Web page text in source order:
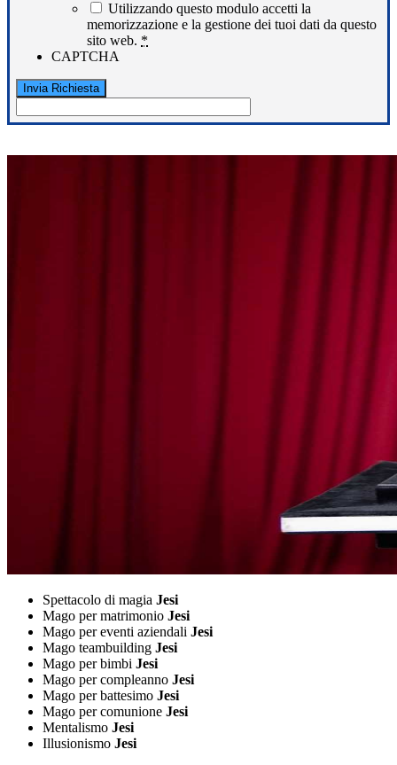
Utilizzando questo modulo accetti la
memorizzazione e la gestione dei tuoi dati da questo
sito web. *
CAPTCHA
Spettacolo di magia Jesi
Mago per matrimonio Jesi
Mago per eventi aziendali Jesi
Mago teambuilding Jesi
Mago per bimbi Jesi
Mago per compleanno Jesi
Mago per battesimo Jesi
Mago per comunione Jesi
Mentalismo Jesi
Illusionismo Jesi